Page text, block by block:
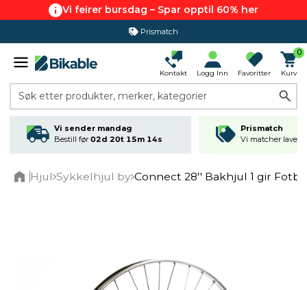
Vi feirer bursdag – Spar opptil 60% her
Prismatch
365 dagers åpent kjøp
Kontakt Logg Inn Favoritter
0
Kurv
Søk etter produkter, merker, kategorier
Vi sender mandag
Bestill før 02d 20t 15m 13s
Prismatch
Vi matcher
Hjul Sykkelhjul by Connect 28'' Bakhjul 1 gir